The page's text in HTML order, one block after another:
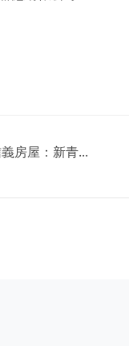
房屋：新青...